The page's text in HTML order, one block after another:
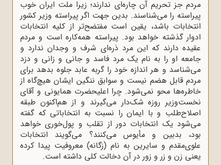
مردم جز تحریم آن چاره‌ای ندارند؛ زیرا ملت ایران خوب
پیراسته را می‌شناسند. بدین جهت اگر پیراسته وزیر کشور
انتخابات باشد، یقین است مفتضح‌تر از کلیه انتخابات
ادوار گذشته خواهد بود. پیراسته همه‌کاره است و مردم
عقیده دارند که این مرد ذره‌ای شرف و وجدان ندارد و
جامعه او را به نام یک مرد فاسد و جانی و زانی و دزد
می‌شناسد و هر اندازه خود را گربه عابد جلوه بدهد برای
مردم قابل هضم نیست و سوابق ننگین ایشان هیچ‌گاه از
خاطره‌ها محو نمی‌شود. چرا اعلیحضرت همایونی و آقای
نخست‌وزیر روزه شک‌دار می‌گیرند و از هم‌اکنون طبقه
اصلاح‌طلب و با ایمان را نسبت به انتخاباتی که گفته
می‌شود یک انتخابات دور از تقلب و پول‌خوری خواهد
بود، بدبین و مأیوس می‌کنند؟ می‌گویند انتخابات
علوی‌مقدم و سایرین به نام (زگانه) معروفیت پیدا کرده
یعنی زن و زر و زور در آن دخالت کلی داشته است.